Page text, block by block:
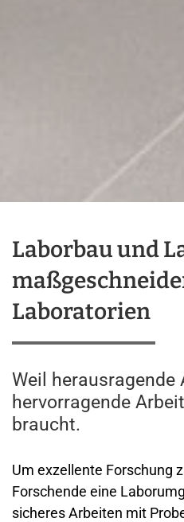
Laborbau und
Laboratorien
Weil herausragende
hervorragende
braucht.
Um exzellente Forschung
Forschende eine
sicheres Arbeiten mit